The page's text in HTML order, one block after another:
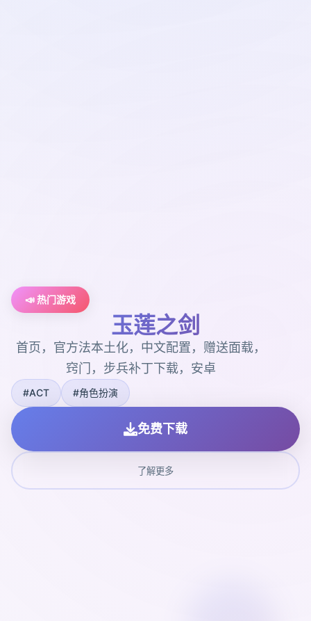
📣 热门游戏
玉莲之剑
首页，官方法本土化，中文配置，赠送面载，
窍门，步兵补丁下载，安卓
#ACT #角色扮演
免费下载
了解更多